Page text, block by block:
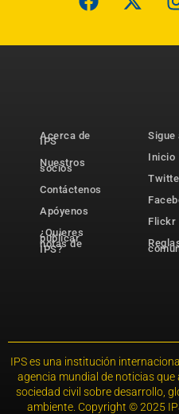
Acerca de
IPS
Nuestros
socios
Contáctenos
Apóyenos
¿Quieres
publicar
notas de
IPS?
Sigue
Inicio
Flickr
IPS es una institución
agencia mundial de noticias que
sociedad civil sobre desarrollo,
ambiente. Copyright © 2025